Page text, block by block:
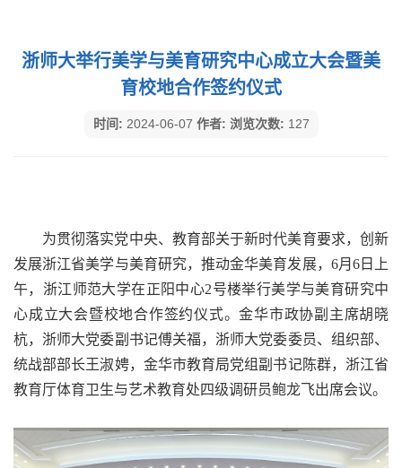
浙师大举行美学与美育研究中心成立大会暨美
育校地合作签约仪式
时间: 2024-06-07 作者: 浏览次数: 127
为贯彻落实党中央、教育部关于新时代美育要求，创新
发展浙江省美学与美育研究，推动金华美育发展，6月6日上
午，浙江师范大学在正阳中心2号楼举行美学与美育研究中
心成立大会暨校地合作签约仪式。金华市政协副主席胡晓
杭，浙师大党委副书记傅关福，浙师大党委委员、组织部、
统战部部长王淑娉，金华市教育局党组副书记陈群， 浙江省
教育厅体育卫生与艺术教育处四级调研员鲍龙飞出席会议。